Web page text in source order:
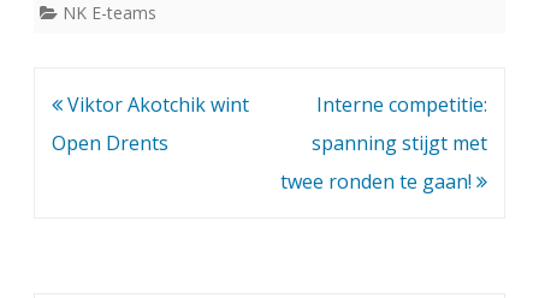
NK E-teams
Bericht
navigatie
Viktor Akotchik wint
Open Drents
Interne competitie:
spanning stijgt met
twee ronden te gaan!